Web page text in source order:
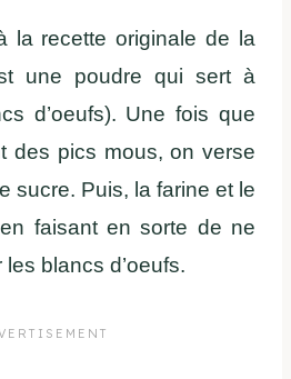
la recette originale de la
une poudre qui sert à
d’oeufs). Une fois que
des pics mous, on verse
sucre. Puis, la farine et le
faisant en sorte de ne
blancs d’oeufs.